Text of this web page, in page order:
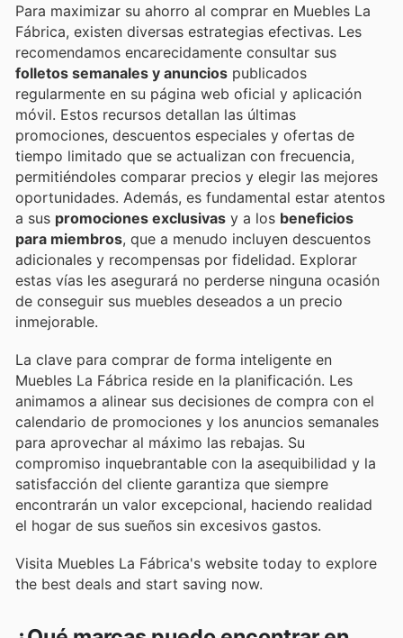
Para maximizar su ahorro al comprar en Muebles La
Fábrica, existen diversas estrategias efectivas. Les
recomendamos encarecidamente consultar sus
folletos semanales y anuncios publicados
regularmente en su página web oficial y aplicación
móvil. Estos recursos detallan las últimas
promociones, descuentos especiales y ofertas de
tiempo limitado que se actualizan con frecuencia,
permitiéndoles comparar precios y elegir las mejores
oportunidades. Además, es fundamental estar atentos
a sus promociones exclusivas y a los beneficios
para miembros, que a menudo incluyen descuentos
adicionales y recompensas por fidelidad. Explorar
estas vías les asegurará no perderse ninguna ocasión
de conseguir sus muebles deseados a un precio
inmejorable.
La clave para comprar de forma inteligente en
Muebles La Fábrica reside en la planificación. Les
animamos a alinear sus decisiones de compra con el
calendario de promociones y los anuncios semanales
para aprovechar al máximo las rebajas. Su
compromiso inquebrantable con la asequibilidad y la
satisfacción del cliente garantiza que siempre
encontrarán un valor excepcional, haciendo realidad
el hogar de sus sueños sin excesivos gastos.
Visita Muebles La Fábrica's website today to explore
the best deals and start saving now.